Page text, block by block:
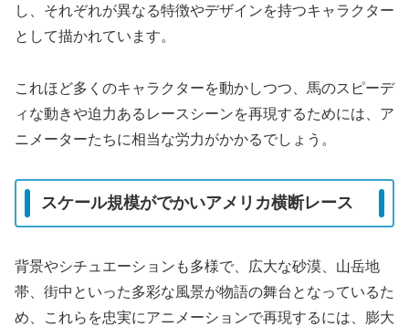
し、それぞれが異なる特徴やデザインを持つキャラクター
として描かれています。
これほど多くのキャラクターを動かしつつ、馬のスピーデ
ィな動きや迫力あるレースシーンを再現するためには、ア
ニメーターたちに相当な労力がかかるでしょう。
スケール規模がでかいアメリカ横断レース
背景やシチュエーションも多様で、広大な砂漠、山岳地
帯、街中といった多彩な風景が物語の舞台となっているた
め、これらを忠実にアニメーションで再現するには、膨大